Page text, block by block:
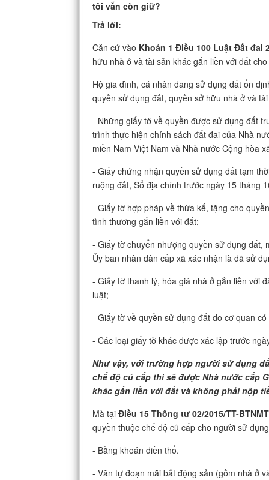
tôi vẫn còn giữ?
Trả lời:
Căn cứ vào Khoản 1 Điều 100 Luật Đất đai
hữu nhà ở và tài sản khác gắn liền với đất
Hộ gia đình, cá nhân đang sử dụng đất ổn
quyền sử dụng đất, quyền sở hữu nhà ở và
- Những giấy tờ về quyền được sử dụng đất
trình thực hiện chính sách đất đai của Nhà
miền Nam Việt Nam và Nhà nước Cộng hòa
- Giấy chứng nhận quyền sử dụng đất tạm
ruộng đất, Sổ địa chính trước ngày 15 tháng
- Giấy tờ hợp pháp về thừa kế, tặng cho
tình thương gắn liền với đất;
- Giấy tờ chuyển nhượng quyền sử dụng đất,
Ủy ban nhân dân cấp xã xác nhận là đã sử
- Giấy tờ thanh lý, hóa giá nhà ở gắn liền với
luật;
- Giấy tờ về quyền sử dụng đất do cơ quan
- Các loại giấy tờ khác được xác lập trước
Như vậy, với trường hợp người sử dụng
chế độ cũ cấp thì sẽ được Nhà nước cấp
khác gắn liền với đất và không phải nộp
Mà tại Điều 15 Thông tư 02/2015/TT-
quyền thuộc chế độ cũ cấp cho người sử
- Bằng khoán điền thổ.
- Văn tự đoạn mãi bất động sản (gồm nhà ở